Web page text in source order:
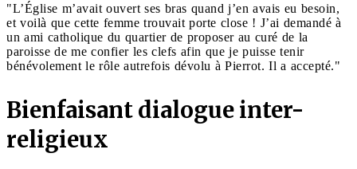
"L’Église m’avait ouvert ses bras quand j’en avais eu besoin,
et voilà que cette femme trouvait porte close ! J’ai demandé à
un ami catholique du quartier de proposer au curé de la
paroisse de me confier les clefs afin que je puisse tenir
bénévolement le rôle autrefois dévolu à Pierrot. Il a accepté."
Bienfaisant dialogue inter-
religieux